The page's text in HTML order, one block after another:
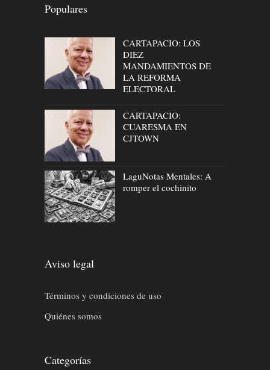
Populares
CARTAPACIO: LOS
DIEZ
MANDAMIENTOS DE
LA REFORMA
ELECTORAL
CARTAPACIO:
CUARESMA EN
CJTOWN
LaguNotas Mentales: A
romper el cochinito
Aviso legal
Términos y condiciones de uso
Quiénes somos
Categorías